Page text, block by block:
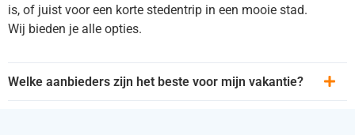
is, of juist voor een korte stedentrip in een mooie stad.
Wij bieden je alle opties.
Welke aanbieders zijn het beste voor mijn vakantie?